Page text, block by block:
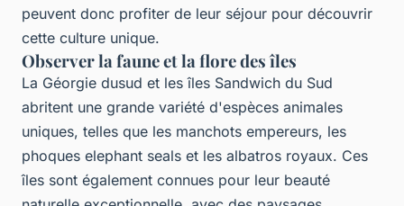
peuvent donc profiter de leur séjour pour découvrir
cette culture unique.
Observer la faune et la flore des îles
La Géorgie dusud et les îles Sandwich du Sud
abritent une grande variété d'espèces animales
uniques, telles que les manchots empereurs, les
phoques elephant seals et les albatros royaux. Ces
îles sont également connues pour leur beauté